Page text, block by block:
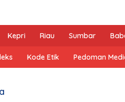
Kepri Riau Sumbar
Kode Etik Pedoman